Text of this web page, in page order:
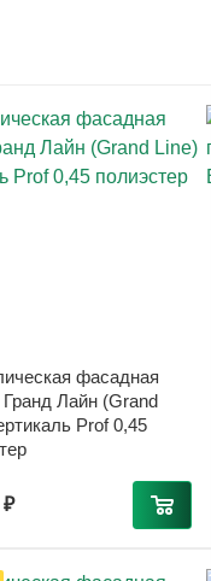
фасадная
Гранд Лайн (Grand
Prof 0,45
₽